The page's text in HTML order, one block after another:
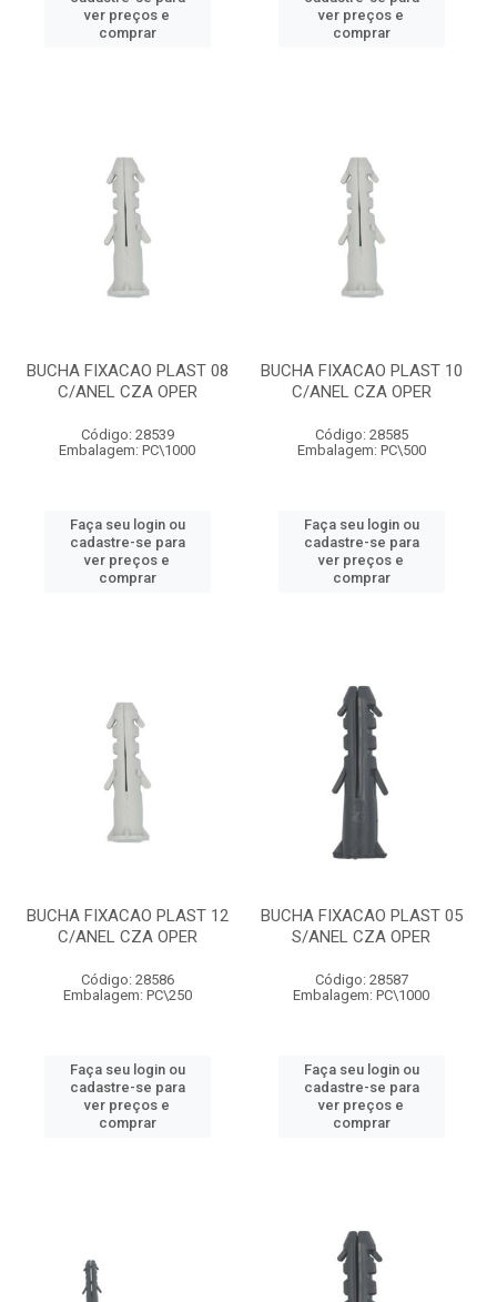
ver preços e
comprar
ver preços e
comprar
BUCHA FIXACAO PLAST 08
C/ANEL CZA OPER
Código: 28539
Embalagem: PC\1000
Faça seu login ou
cadastre-se para
ver preços e
comprar
BUCHA FIXACAO PLAST 10
C/ANEL CZA OPER
Código: 28585
Embalagem: PC\500
Faça seu login ou
cadastre-se para
ver preços e
comprar
BUCHA FIXACAO PLAST 12
C/ANEL CZA OPER
Código: 28586
Embalagem: PC\250
Faça seu login ou
cadastre-se para
ver preços e
comprar
BUCHA FIXACAO PLAST 05
S/ANEL CZA OPER
Código: 28587
Embalagem: PC\1000
Faça seu login ou
cadastre-se para
ver preços e
comprar